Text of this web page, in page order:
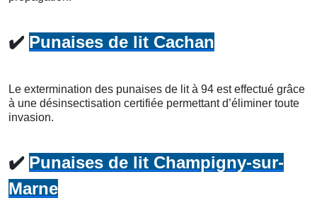
✔️ Punaises de lit Cachan
Le extermination des punaises de lit à 94 est effectué grâce
à une désinsectisation certifiée permettant d’éliminer toute
invasion.
✔️ Punaises de lit Champigny-sur-
Marne